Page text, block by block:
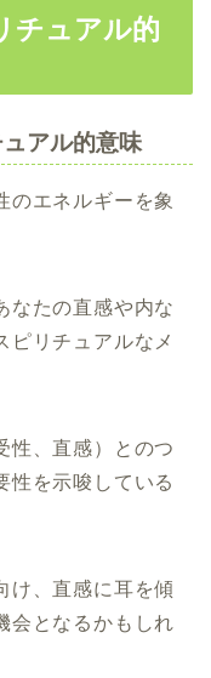
チュアル的
アル的意味
のエネルギーを象
なたの直感や内な
ピリチュアルなメ
性、直感）とのつ
性を示唆している
け、直感に耳を傾
会となるかもしれ